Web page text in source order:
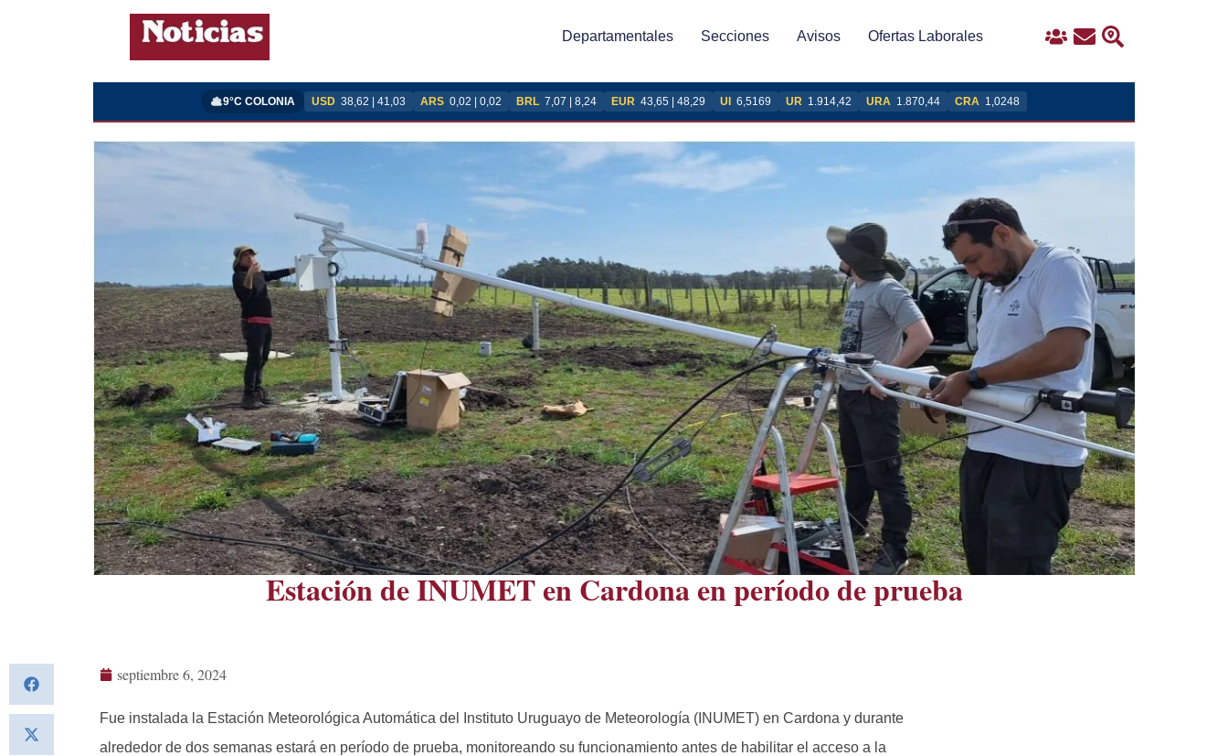
Departamentales Secciones Avisos Ofertas Laborales IngresoContacto
Buscar
9°C COLONIA USD 38,62 | 41,03 ARS 0,02 | 0,02 BRL 7,07 | 8,24 EUR 43,65 | 48,29 UI 6,5169 UR 1.914,42 URA 1.870,44 CRA 1,0248
Estación de INUMET en Cardona en período de prueba
septiembre 6, 2024
Fue instalada la Estación Meteorológica Automática del Instituto Uruguayo de Meteorología (INUMET) en Cardona y durante
alrededor de dos semanas estará en período de prueba, monitoreando su funcionamiento antes de habilitar el acceso a la